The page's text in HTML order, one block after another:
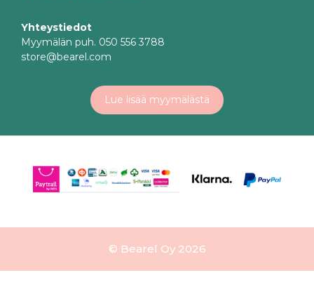
Yhteystiedot
Myymälän puh. 050 556 3788
store@bearel.com
Lue lisää myymälästä
© Bearel Oy 2026